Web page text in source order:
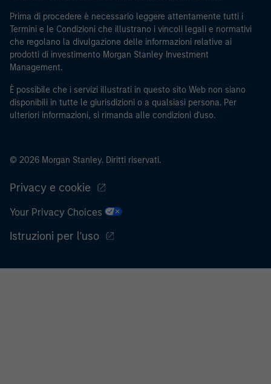
Prima di procedere è necessario leggere attentamente tutti i
Termini e le Condizioni che illustrano i vincoli legali e normativi
che regolano la divulgazione delle informazioni relative ai
prodotti di investimento Morgan Stanley Investment
Management.
È possibile che i servizi illustrati in questo sito Web non siano
disponibili in tutte le giurisdizioni o a qualsiasi persona. Per
ulteriori informazioni, si rimanda alle condizioni d'uso.
© 2026 Morgan Stanley. Diritti riservati.
Privacy e cookie
Your Privacy Choices
Istruzioni per l'uso